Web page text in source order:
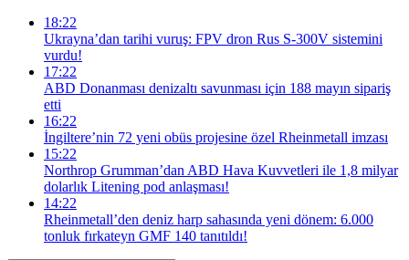
18:22
Ukrayna’dan tarihi vuruş: FPV dron Rus S-300V sistemini
vurdu!
17:22
ABD Donanması denizaltı savunması için 188 mayın sipariş
etti
16:22
İngiltere’nin 72 yeni obüs projesine özel Rheinmetall imzası
15:22
Northrop Grumman’dan ABD Hava Kuvvetleri ile 1,8 milyar
dolarlık Litening pod anlaşması!
14:22
Rheinmetall’den deniz harp sahasında yeni dönem: 6.000
tonluk fırkateyn GMF 140 tanıtıldı!